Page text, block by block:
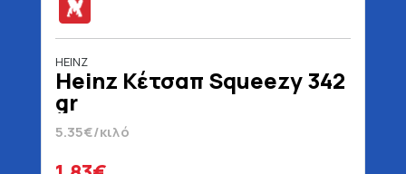
HEINZ
Heinz Κέτσαπ Squeezy 342
gr
5.35€/κιλό